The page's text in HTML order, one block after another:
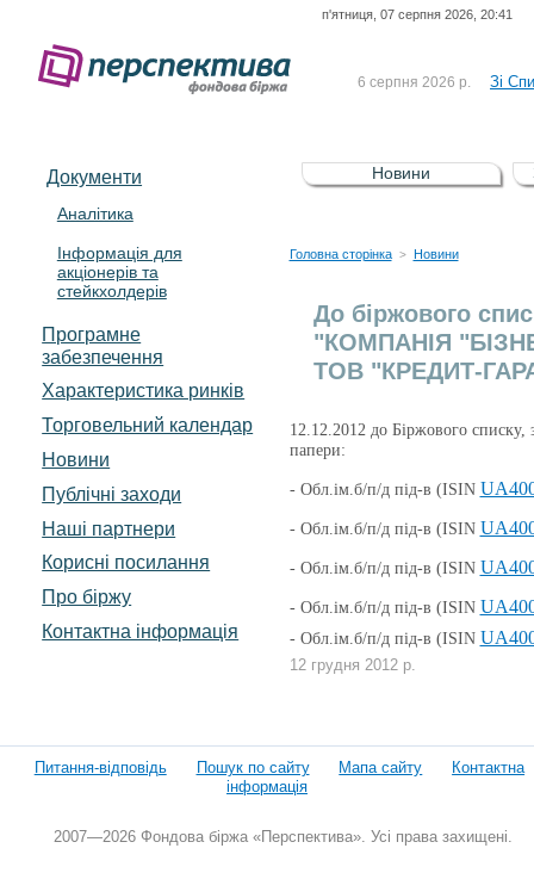
п'ятниця, 07 серпня 2026, 20:41
6 серпня 2026 р. Зі
5 серпня 2026 р.
Зі
UA4000232607)
4 серпня 2026 р.
Документи
Аналітика
Інформація для
акціонерів та
стейкхолдерів
Програмне
забезпечення
Характеристика pинків
Торговельний календар
Новини
Публічні заходи
Наші партнери
Корисні посилання
Про біржу
Контактна інформація
Новини
Головна сторінка > Новини
До біржового
"КОМПАНІЯ
ТОВ "КРЕДИТ-
12.12.2012 до Біржового списку,
папери:
- Обл.ім.б/п/д під-в (ISIN
- Обл.ім.б/п/д під-в (ISIN
- Обл.ім.б/п/д під-в (ISIN
- Обл.ім.б/п/д під-в (ISIN
- Обл.ім.б/п/д під-в (ISIN
12 грудня 2012 р.
Питання-відповідь Пошук по сайту Мапа сайту
Контактна
інформація
2007—2026 Фондова біржа «Перспектива». Усі права захищені.